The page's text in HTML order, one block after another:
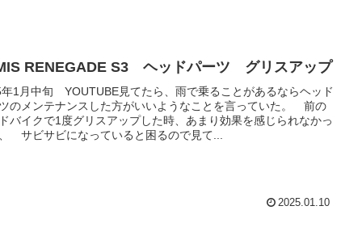
RENEGADE S3 ヘッドパーツ グリスアップ
1月中旬 YOUTUBE見てたら、雨で乗ることがあるならヘッド
のメンテナンスした方がいいようなことを言っていた。 前の
バイクで1度グリスアップした時、あまり効果を感じられなかっ
サビサビになっていると困るので見て...
2025.01.10